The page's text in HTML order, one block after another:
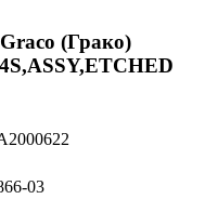
(Грако)
03